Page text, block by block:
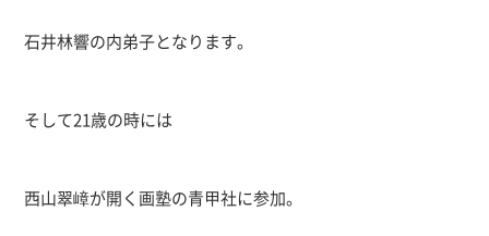
石井林響の内弟子となります。
そして21歳の時には
西山翠嶂が開く画塾の青甲社に参加。